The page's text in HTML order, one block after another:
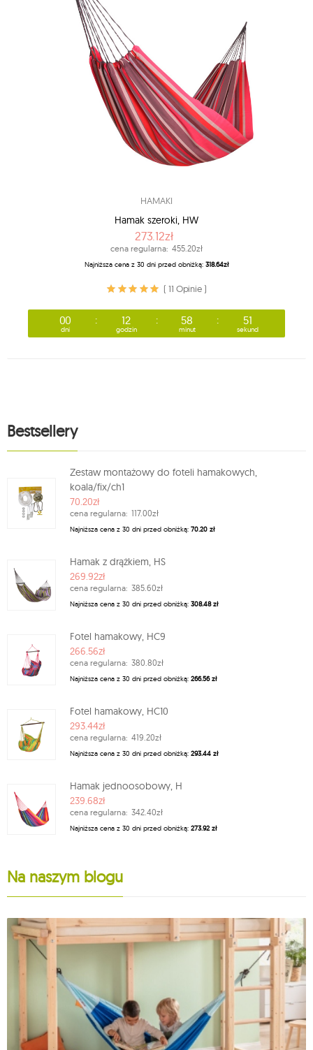
HAMAKI
Hamak szeroki, HW
273.12zł
cena regularna: 455.20zł
Najniższa cena z 30 dni przed obniżką: 318.64zł
( 11 Opinie )
00
dni
12
godzin
58
minut
48
sekund
Bestsellery
Zestaw montażowy do foteli hamakowych,
koala/fix/ch1
70.20zł
cena regularna: 117.00zł
Najniższa cena z 30 dni przed obniżką: 70.20 zł
Hamak z drążkiem, HS
269.92zł
cena regularna: 385.60zł
Najniższa cena z 30 dni przed obniżką: 308.48 zł
Fotel hamakowy, HC9
266.56zł
cena regularna: 380.80zł
Najniższa cena z 30 dni przed obniżką: 266.56 zł
Fotel hamakowy, HC10
293.44zł
cena regularna: 419.20zł
Najniższa cena z 30 dni przed obniżką: 293.44 zł
Hamak jednoosobowy, H
239.68zł
cena regularna: 342.40zł
Najniższa cena z 30 dni przed obniżką: 273.92 zł
Na naszym blogu